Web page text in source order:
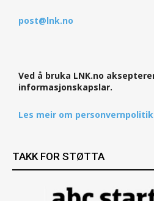
post@lnk.no
Ved å bruka LNK.no
informasjonskapslar.
Les meir om
TAKK FOR STØTTA